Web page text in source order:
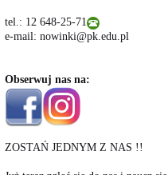
tel.: 12 648-25-71
e-mail: nowinki@pk.edu.pl
Obserwuj nas na:
ZOSTAŃ JEDNYM Z NAS !!